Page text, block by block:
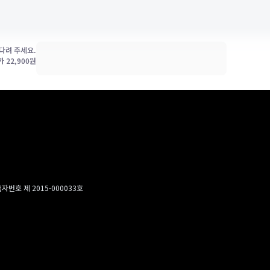
려 주세요.
22,900원
자번호 제 2015-000033호